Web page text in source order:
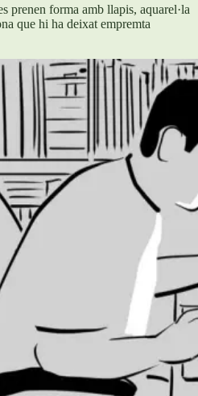
prenen forma amb llapis, aquarel·la
que hi ha deixat empremta